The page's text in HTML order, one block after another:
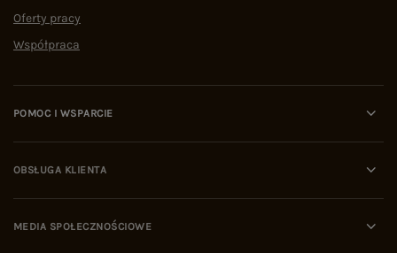
Oferty pracy
Współpraca
POMOC I WSPARCIE
OBSŁUGA KLIENTA
MEDIA SPOŁECZNOŚCIOWE